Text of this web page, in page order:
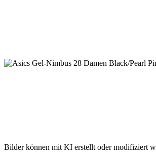
Bilder können mit KI erstellt oder modifiziert